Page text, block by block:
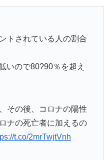
トされている人の割合
いので80?90％を超え
その後、コロナの陽性
ナの死亡者に加えるの
t.co/2mrTwjtVnh